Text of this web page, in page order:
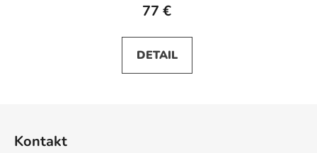
77 €
DETAIL
Kontakt